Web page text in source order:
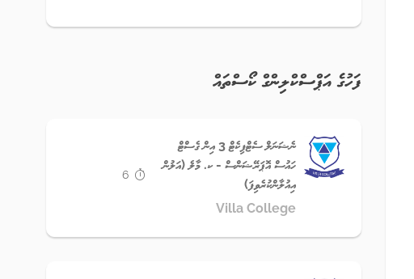
ފަހުގެ އަޕްސްކްލިންގް ކޯސްތައް
ނެޝަނަލް ސެޓްފިކެޓް 3 އިން ގެސްޓް
ހައުސް އޮޕަރޭޝަންސް - ކ. މާލެ (އަލުން
އިއުލާންކުރެވިފަ)
Villa College
6